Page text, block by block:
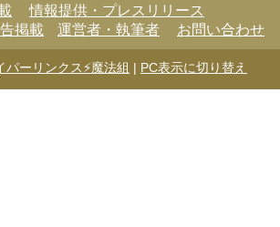
情報提供・プレスリリース
掲載 運営者・執筆者 お問い合わせ
パーリンクス⚡魔法組 | PC表示に切り替え